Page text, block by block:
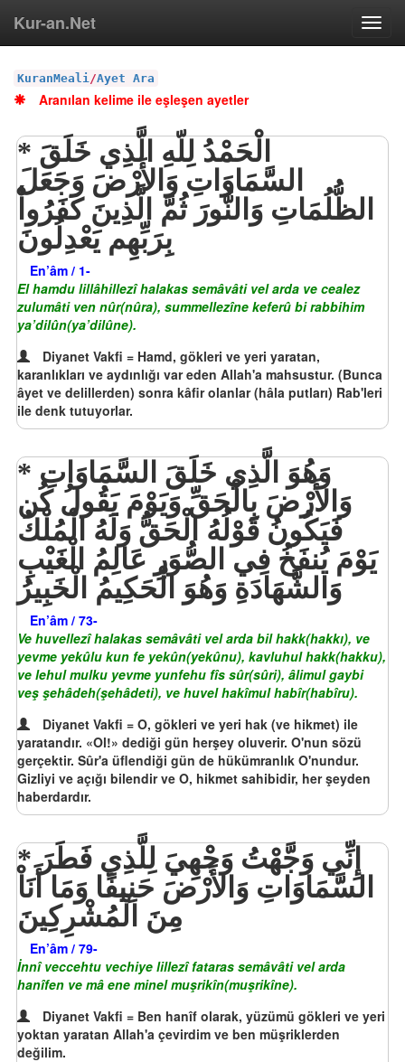
Kur-an.Net
KuranMeali/Ayet Ara
Aranılan kelime ile eşleşen ayetler
السَّمَاوَاتِ وَالأَرْضَ وَجَعَلَ
الظُّلُمَاتِ وَالنُّورَ ثُمَّ الَّذِينَ كَفَرُواْ
بِرَبِّهِم يَعْدِلُونَ
En’âm / 1-
El hamdu lillâhillezî halakas semâvâti vel arda ve cealez
zulumâti ven nûr(nûra), summellezîne keferû bi rabbihim
ya’dilûn(ya’dilûne).
Diyanet Vakfi = Hamd, gökleri ve yeri yaratan,
karanlıkları ve aydınlığı var eden Allah'a mahsustur. (Bunca
âyet ve delillerden) sonra kâfir olanlar (hâla putları) Rab'leri
ile denk tutuyorlar.
وَالأَرْضَ بِالْحَقِّ وَيَوْمَ يَقُولُ كُن
فَيَكُونُ قَوْلُهُ الْحَقُّ وَلَهُ الْمُلْكُ
يَوْمَ يُنفَخُ فِي الصُّوَرِ عَالِمُ الْغَيْبِ
وَالشَّهَادَةِ وَهُوَ الْحَكِيمُ الْخَبِيرُ
En’âm / 73-
Ve huvellezî halakas semâvâti vel arda bil hakk(hakkı), ve
yevme yekûlu kun fe yekûn(yekûnu), kavluhul hakk(hakku),
ve lehul mulku yevme yunfehu fîs sûr(sûri), âlimul gaybi
veş şehâdeh(şehâdeti), ve huvel hakîmul habîr(habîru).
Diyanet Vakfi = O, gökleri ve yeri hak (ve hikmet) ile
yaratandır. «Ol!» dediği gün herşey oluverir. O'nun sözü
gerçektir. Sûr'a üflendiği gün de hükümranlık O'nundur.
Gizliyi ve açığı bilendir ve O, hikmet sahibidir, her şeyden
haberdardır.
إِنِّي وَجَّهْتُ وَجْهِيَ لِلَّذِي فَطَرَ
السَّمَاوَاتِ وَالأَرْضَ حَنِيفًا وَمَا أَنَاْ
مِنَ الْمُشْرِكِينَ
En’âm / 79-
İnnî veccehtu vechiye lillezî fataras semâvâti vel arda
hanîfen ve mâ ene minel muşrikîn(muşrikîne).
Diyanet Vakfi = Ben hanîf olarak, yüzümü gökleri ve yeri
yoktan yaratan Allah'a çevirdim ve ben müşriklerden
değilim.